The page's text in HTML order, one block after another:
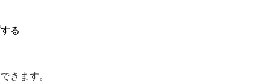
る
きます。